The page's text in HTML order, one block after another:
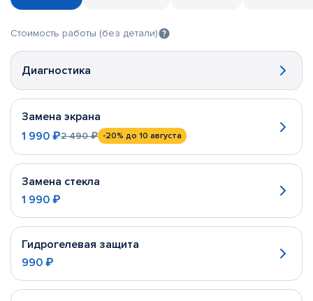
Стоимость работы (без детали)
Диагностика
Замена экрана
1 990 ₽2 490 ₽ -20% до 10 августа
Замена стекла
1 990 ₽
Гидрогелевая защита
990 ₽